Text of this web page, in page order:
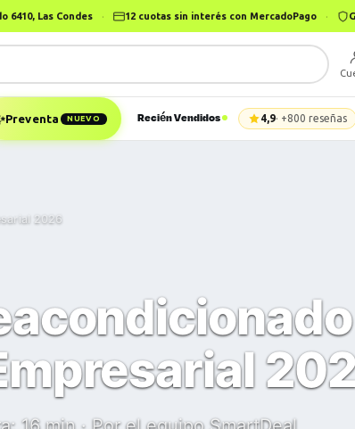
6410, Las Condes · 12 cuotas sin interés con MercadoPago ·
Preventa NUEVO Recién Vendidos 4,9· +800 reseñas
2026